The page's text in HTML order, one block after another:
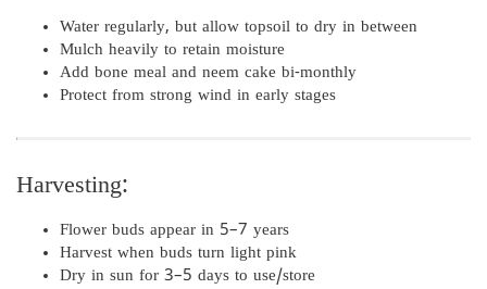
Water regularly, but allow topsoil to dry in between
Mulch heavily to retain moisture
Add bone meal and neem cake bi-monthly
Protect from strong wind in early stages
Harvesting:
Flower buds appear in 5–7 years
Harvest when buds turn light pink
Dry in sun for 3–5 days to use/store